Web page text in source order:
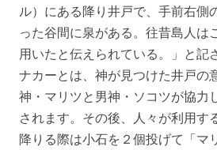
ル）にある降り井戸で、手前右側
った谷間に泉がある。往昔島人は
用いたと伝えられている。」と記
ナカーとは、神が見つけた井戸の
神・マリツと男神・ソコツが協力
されます。その後、人々が利用す
降りる際は小石を２個投げて「マ